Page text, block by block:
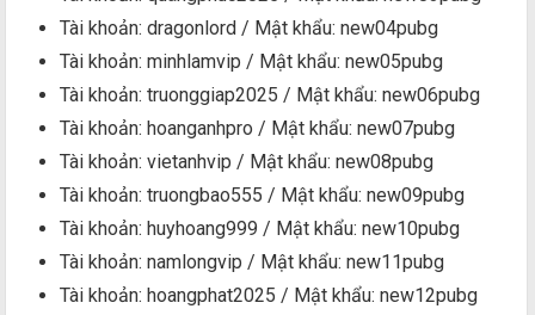
Tài khoản: dragonlord / Mật khẩu: new04pubg
Tài khoản: minhlamvip / Mật khẩu: new05pubg
Tài khoản: truonggiap2025 / Mật khẩu: new06pubg
Tài khoản: hoanganhpro / Mật khẩu: new07pubg
Tài khoản: vietanhvip / Mật khẩu: new08pubg
Tài khoản: truongbao555 / Mật khẩu: new09pubg
Tài khoản: huyhoang999 / Mật khẩu: new10pubg
Tài khoản: namlongvip / Mật khẩu: new11pubg
Tài khoản: hoangphat2025 / Mật khẩu: new12pubg